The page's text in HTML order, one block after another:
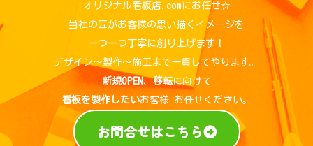
オリジナル看板店.comにお任せ☆
当社の匠がお客様の思い描くイメージを
一つ一つ丁寧に創り上げます！
デザイン～製作～施工まで一貫してやります。
新規OPEN、移転に向けて
看板を製作したいお客様 お任せください。
お問合せはこちら